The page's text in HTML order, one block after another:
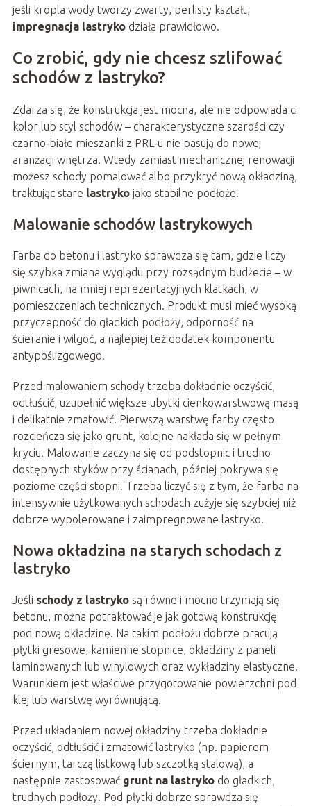
jeśli kropla wody tworzy zwarty, perlisty kształt,
impregnacja lastrykodziała prawidłowo.
Co zrobić, gdy nie chcesz szlifować
schodów z lastryko?
Zdarza się, że konstrukcja jest mocna, ale nie odpowiada ci
kolor lub styl schodów – charakterystyczne szarości czy
czarno‑białe mieszanki z PRL‑u nie pasują do nowej
aranżacji wnętrza. Wtedy zamiast mechanicznej renowacji
możesz schody pomalować albo przykryć nową okładziną,
traktując stare lastrykojako stabilne podłoże.
Malowanie schodów lastrykowych
Farba do betonu i lastryko sprawdza się tam, gdzie liczy
się szybka zmiana wyglądu przy rozsądnym budżecie – w
piwnicach, na mniej reprezentacyjnych klatkach, w
pomieszczeniach technicznych. Produkt musi mieć wysoką
przyczepność do gładkich podłoży, odporność na
ścieranie i wilgoć, a najlepiej też dodatek komponentu
antypoślizgowego.
Przed malowaniem schody trzeba dokładnie oczyścić,
odtłuścić, uzupełnić większe ubytki cienkowarstwową masą
i delikatnie zmatowić. Pierwszą warstwę farby często
rozcieńcza się jako grunt, kolejne nakłada się w pełnym
kryciu. Malowanie zaczyna się od podstopnic i trudno
dostępnych styków przy ścianach, później pokrywa się
poziome części stopni. Trzeba liczyć się z tym, że farba na
intensywnie użytkowanych schodach zużyje się szybciej niż
dobrze wypolerowane i zaimpregnowane lastryko.
Nowa okładzina na starych schodach z
lastryko
Jeśli schody z lastrykosą równe i mocno trzymają się
betonu, można potraktować je jak gotową konstrukcję
pod nową okładzinę. Na takim podłożu dobrze pracują
płytki gresowe, kamienne stopnice, okładziny z paneli
laminowanych lub winylowych oraz wykładziny elastyczne.
Warunkiem jest właściwe przygotowanie powierzchni pod
klej lub warstwę wyrównującą.
Przed układaniem nowej okładziny trzeba dokładnie
oczyścić, odtłuścić i zmatowić lastryko (np. papierem
ściernym, tarczą listkową lub szczotką stalową), a
następnie zastosować grunt na lastrykodo gładkich,
trudnych podłoży. Pod płytki dobrze sprawdza się